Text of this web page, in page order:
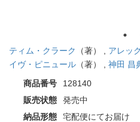
ティム・クラーク （著） , アレッ
イヴ・ピニュール （著） , 神田 昌
商品番号
128140
販売状態
発売中
納品形態
宅配便にてお届け